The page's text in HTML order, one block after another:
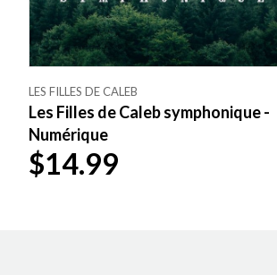
LES FILLES DE CALEB
Les Filles de Caleb symphonique -
Numérique
$14.99